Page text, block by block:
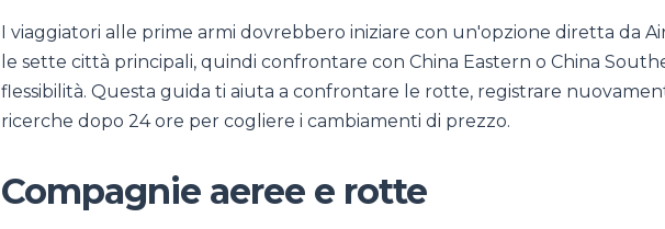
I viaggiatori alle prime armi dovrebbero iniziare con un'opzione diretta da
le sette città principali, quindi confrontare con China Eastern o China
flessibilità. Questa guida ti aiuta a confrontare le rotte, registrare
ricerche dopo 24 ore per cogliere i cambiamenti di prezzo.
Compagnie aeree e rotte